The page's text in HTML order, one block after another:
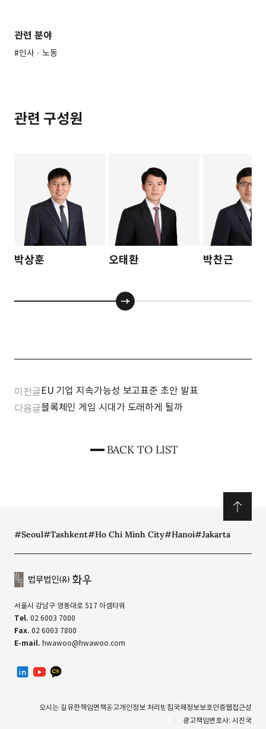
관련 분야
#인사 · 노동
관련 구성원
박상훈 오태환 박찬근
이전글EU 기업 지속가능성 보고표준 초안 발표
BACK TO LIST
다음글블록체인 게임 시대가 도래하게 될까
#Seoul#Tashkent#Ho Chi Minh City#Hanoi#Jakarta
서울시 강남구 영동대로 517 아셈타워
Tel. 02 6003 7000
Fax. 02 6003 7800
E-mail. hwawoo@hwawoo.com
오시는 길 유한책임면책공고개인정보 처리방침국제정보보호인증웹접근성
광고책임변호사: 시진국